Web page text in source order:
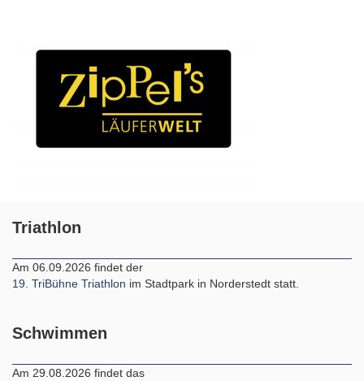
Triathlon
Am 06.09.2026 findet der
19. TriBühne Triathlon im Stadtpark in Norderstedt statt.
Schwimmen
Am 29.08.2026 findet das